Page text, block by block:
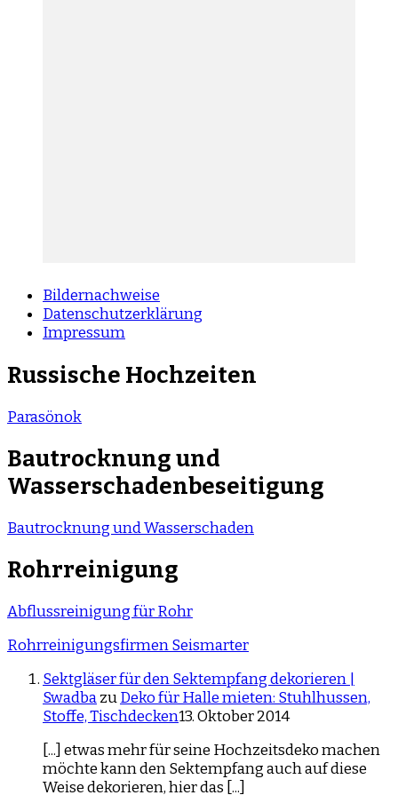
Bildernachweise
Datenschutzerklärung
Impressum
Russische Hochzeiten
Parasönok
Bautrocknung und
Wasserschadenbeseitigung
Bautrocknung und Wasserschaden
Rohrreinigung
Abflussreinigung für Rohr
Rohrreinigungsfirmen Seismarter
Sektgläser für den Sektempfang dekorieren |
SwadbazuDeko für Halle mieten: Stuhlhussen,
Stoffe, Tischdecken13. Oktober 2014
[...] etwas mehr für seine Hochzeitsdeko machen
möchte kann den Sektempfang auch auf diese
Weise dekorieren, hier das [...]